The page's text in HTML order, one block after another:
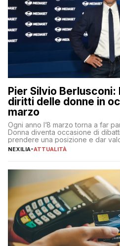
Pier Silvio Berlusconi:
diritti delle donne in
marzo
Ogni anno l’8 marzo torna a far
Donna diventa occasione di
prendere una posizione e dar
sua complessità e crucialità. A
NEXILIA-ATTUALITÀ